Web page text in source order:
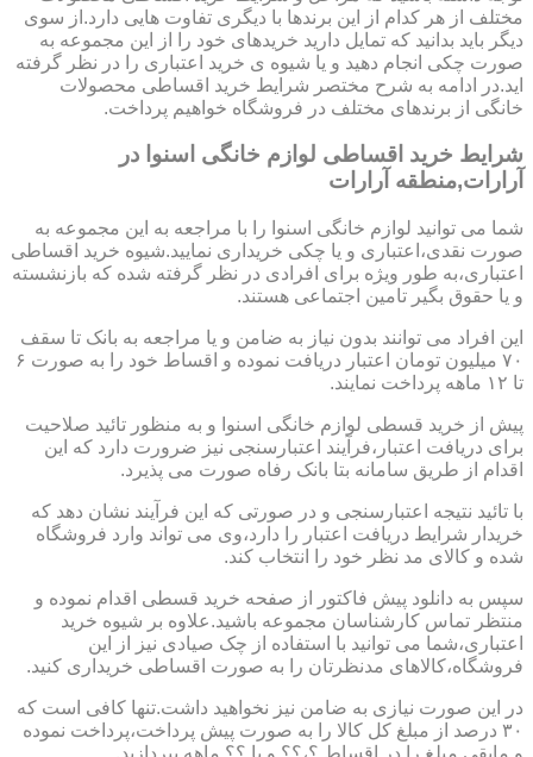
مختلف از هر کدام از این برندها با دیگری تفاوت هایی دارد.از سوی
دیگر باید بدانید که تمایل دارید خریدهای خود را از این مجموعه به
صورت چکی انجام دهید و یا شیوه ی خرید اعتباری را در نظر گرفته
اید.در ادامه به شرح مختصر شرایط خرید اقساطی محصولات
خانگی از برندهای مختلف در فروشگاه خواهیم پرداخت.
شرایط خرید اقساطی لوازم خانگی اسنوا در
آرارات,منطقه آرارات
شما می توانید لوازم خانگی اسنوا را با مراجعه به این مجموعه به
صورت نقدی،اعتباری و یا چکی خریداری نمایید.شیوه خرید اقساطی
اعتباری،به طور ویژه برای افرادی در نظر گرفته شده که بازنشسته
و یا حقوق بگیر تامین اجتماعی هستند.
این افراد می توانند بدون نیاز به ضامن و یا مراجعه به بانک تا سقف
۷۰ میلیون تومان اعتبار دریافت نموده و اقساط خود را به صورت ۶
تا ۱۲ ماهه پرداخت نمایند.
پیش از خرید قسطی لوازم خانگی اسنوا و به منظور تائید صلاحیت
برای دریافت اعتبار،فرآیند اعتبارسنجی نیز ضرورت دارد که این
اقدام از طریق سامانه بتا بانک رفاه صورت می پذیرد.
با تائید نتیجه اعتبارسنجی و در صورتی که این فرآیند نشان دهد که
خریدار شرایط دریافت اعتبار را دارد،وی می تواند وارد فروشگاه
شده و کالای مد نظر خود را انتخاب کند.
سپس به دانلود پیش فاکتور از صفحه خرید قسطی اقدام نموده و
منتظر تماس کارشناسان مجموعه باشید.علاوه بر شیوه خرید
اعتباری،شما می توانید با استفاده از چک صیادی نیز از این
فروشگاه،کالاهای مدنظرتان را به صورت اقساطی خریداری کنید.
در این صورت نیازی به ضامن نیز نخواهید داشت.تنها کافی است که
۳۰ درصد از مبلغ کل کالا را به صورت پیش پرداخت،پرداخت نموده
و مابقی مبلغ را در اقساط ؟،؟؟ و یا ؟؟ ماهه بپردازید.